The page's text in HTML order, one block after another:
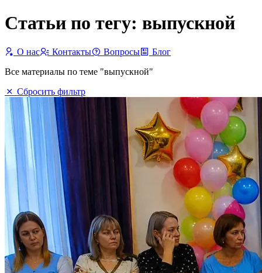
Статьи по тегу: выпускной
О нас Контакты Вопросы
Блог
Все материалы по теме "выпускной"
Сбросить фильтр